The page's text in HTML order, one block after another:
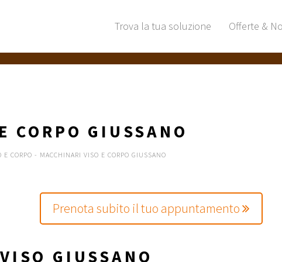
Trova la tua soluzione Offerte &
CORPO GIUSSANO
E CORPO - MACCHINARI VISO E CORPO GIUSSANO
Prenota subito il tuo appuntamento
GIUSSANO